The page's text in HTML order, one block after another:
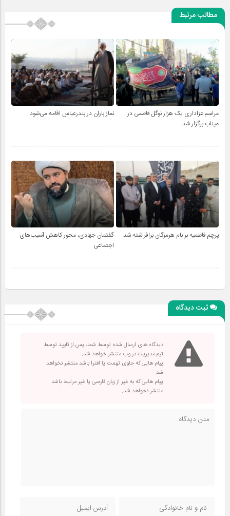
مطالب مرتبط
مراسم عزاداری یک هزار نوگل فاطمی در
میناب برگزار شد
نماز باران در بندرعباس اقامه می‌شود
پرچم فاطمیه بر بام هرمزگان برافراشته شد
گفتمان جهادی، محور کاهش آسیب‌های
اجتماعی
ثبت دیدگاه
دیدگاه های ارسال شده توسط شما، پس از تایید توسط
تیم مدیریت در وب منتشر خواهد شد.
پیام هایی که حاوی تهمت یا افترا باشد منتشر نخواهد
شد.
پیام هایی که به غیر از زبان فارسی یا غیر مرتبط باشد
منتشر نخواهد شد.